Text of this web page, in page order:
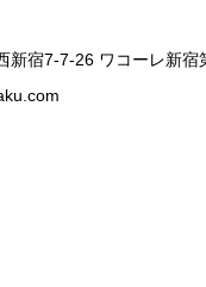
新宿7-7-26 ワコーレ新宿